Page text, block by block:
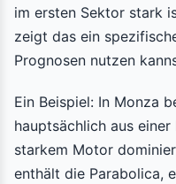
im ersten Sektor stark
zeigt das ein
Prognosen nutzen
Ein Beispiel: In Monza
hauptsächlich aus
starkem Motor
enthält die Parabolica,